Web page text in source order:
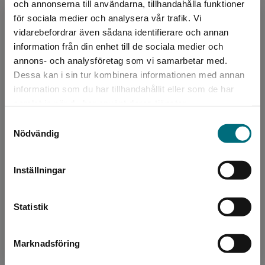
och annonserna till användarna, tillhandahålla funktioner
för sociala medier och analysera vår trafik. Vi
vidarebefordrar även sådana identifierare och annan
information från din enhet till de sociala medier och
annons- och analysföretag som vi samarbetar med.
Dessa kan i sin tur kombinera informationen med annan
information som du har tillhandahållit eller som de har
Nödvändig
Inställningar
Statistik
Marknadsföring
Begränsad fraktregion
Det verkar som att du besöker
nyponochviljaforlag.se via en enhet utanför
Sverige. För att kunna slutföra ett köp måste
Upphovspersoner
Mårten Melin debuterade 2003 och har sedan
ungdomsböcker. Förutom att skriva böcker gör
Mårten författarbesök i ...